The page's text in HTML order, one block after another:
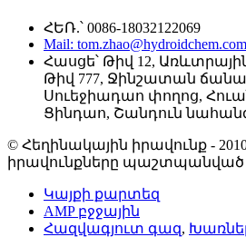
ՀԵՌ.՝ 0086-18032122069
Mail: tom.zhao@hydroidchem.com
Հասցե՝ Թիվ 12,
Թիվ 777, Ջինշատան
Սուեջիադաո փողոց,
Ցինդաո, Շանդուն
© Հեղինակային իրավունք -
իրավունքները պաշտպանված
Կայքի քարտեզ
AMP բջջային
Հազվագյուտ գազ,